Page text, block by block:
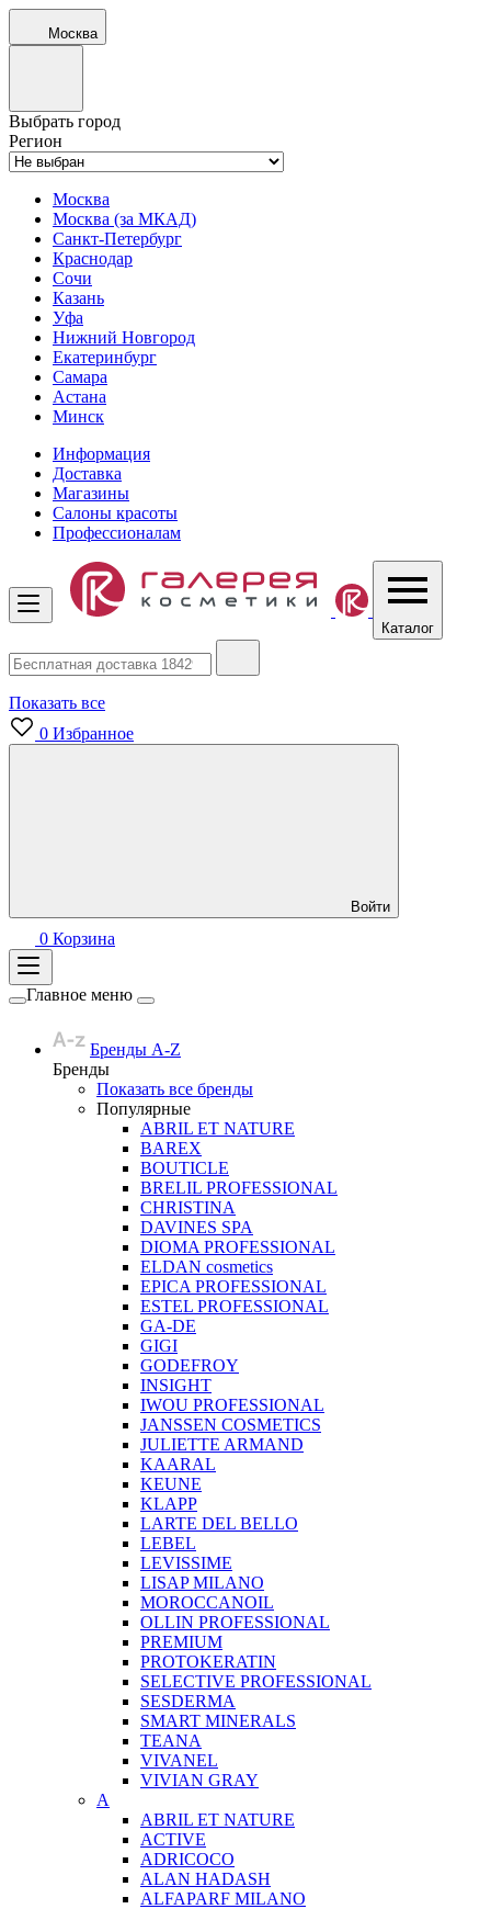
Москва
Выбрать город
Регион
Москва
Москва (за МКАД)
Санкт-Петербург
Краснодар
Сочи
Казань
Уфа
Нижний Новгород
Екатеринбург
Самара
Астана
Минск
Информация
Доставка
Магазины
Салоны красоты
Профессионалам
Каталог
Показать все
0 Избранное
Войти
0 Корзина
Главное меню
Бренды A-Z
Бренды
Показать все бренды
Популярные
ABRIL ET NATURE
BAREX
BOUTICLE
BRELIL PROFESSIONAL
CHRISTINA
DAVINES SPA
DIOMA PROFESSIONAL
ELDAN cosmetics
EPICA PROFESSIONAL
ESTEL PROFESSIONAL
GA-DE
GIGI
GODEFROY
INSIGHT
IWOU PROFESSIONAL
JANSSEN COSMETICS
JULIETTE ARMAND
KAARAL
KEUNE
KLAPP
LARTE DEL BELLO
LEBEL
LEVISSIME
LISAP MILANO
MOROCCANOIL
OLLIN PROFESSIONAL
PREMIUM
PROTOKERATIN
SELECTIVE PROFESSIONAL
SESDERMA
SMART MINERALS
TEANA
VIVANEL
VIVIAN GRAY
A
ABRIL ET NATURE
ACTIVE
ADRICOCO
ALAN HADASH
ALFAPARF MILANO